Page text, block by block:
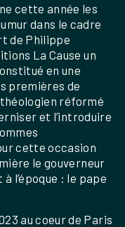
cette année les
dans le cadre
de Philippe
La Cause un
en une
premières de
théologien réformé
et l’introduire
cette occasion
le gouverneur
l’époque : le pape
au coeur de Paris